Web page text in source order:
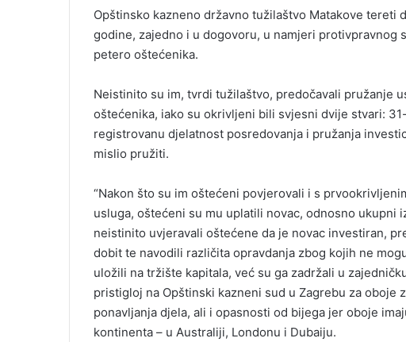
Opštinsko kazneno državno tužilaštvo Matakove tereti
godine, zajedno i u dogovoru, u namjeri protivpravnog
petero oštećenika.
Neistinito su im, tvrdi tužilaštvo, predočavali pružanje
oštećenika, iako su okrivljeni bili svjesni dvije stvari:
registrovanu djelatnost posredovanja i pružanja
mislio pružiti.
“Nakon što su im oštećeni povjerovali i s
usluga, oštećeni su mu uplatili novac, odnosno ukupni
neistinito uvjeravali oštećene da je novac investiran,
dobit te navodili različita opravdanja zbog kojih ne
uložili na tržište kapitala, već su ga zadržali u
pristigloj na Opštinski kazneni sud u Zagrebu za oboje
ponavljanja djela, ali i opasnosti od bijega jer oboje
kontinenta – u Australiji, Londonu i Dubaiju.